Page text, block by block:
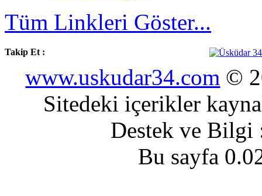
Tüm Linkleri Göster...
Takip Et :
www.uskudar34.com ©
Sitedeki içerikler
Destek ve
Bu sayfa